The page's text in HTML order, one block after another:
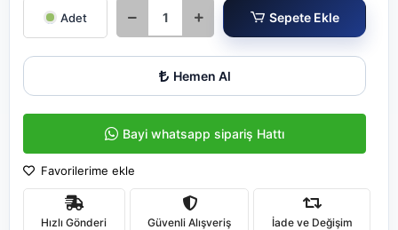
Adet Sepete Ekle
Hemen Al
Bayi whatsapp sipariş Hattı
Favorilerime ekle
Hızlı Gönderi Güvenli Alışveriş İade ve Değişim